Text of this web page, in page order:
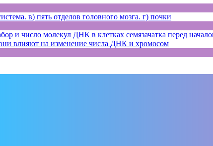
в) пять отделов головного мозга. г) почки
число молекул ДНК в клетках семязачатка перед
влияют на изменение числа ДНК и хромосом